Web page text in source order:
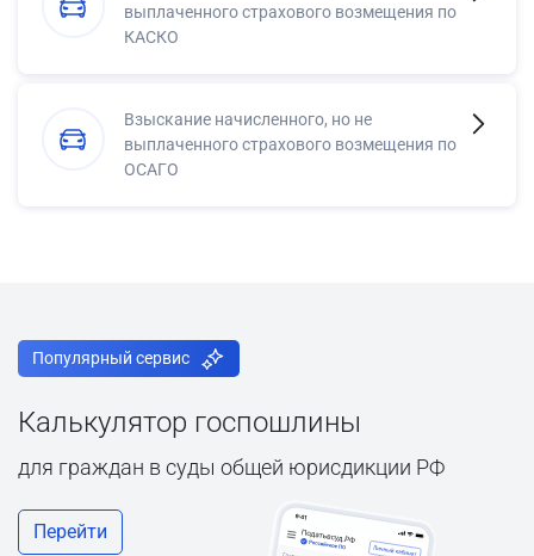
выплаченного страхового возмещения по
КАСКО
Взыскание начисленного, но не
выплаченного страхового возмещения по
ОСАГО
Популярный сервис
Калькулятор госпошлины
для граждан в суды общей юрисдикции РФ
Перейти